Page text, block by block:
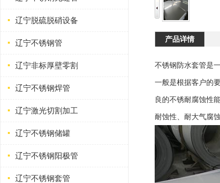
辽宁脱硫脱硝设备
辽宁不锈钢管
辽宁非标厚壁零割
辽宁不锈钢焊管
辽宁激光切割加工
辽宁不锈钢储罐
辽宁不锈钢阳极管
辽宁不锈钢套管
产品详情
不锈钢防水套管是
一般是根据客户的
良的不锈耐腐蚀性
耐蚀性、耐大气腐